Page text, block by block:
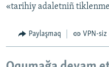
«tarihiy adaletniñ
Paylaşmaq VPN-siz